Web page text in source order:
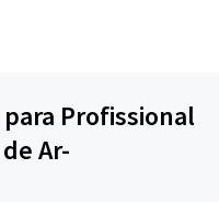
Profissional
Ar-